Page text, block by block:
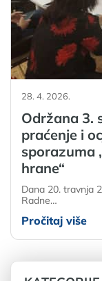
28. 4. 2026.
Održana 3.
praćenje i
sporazuma
hrane“
Dana 20. travnja
Radne…
Pročitaj više